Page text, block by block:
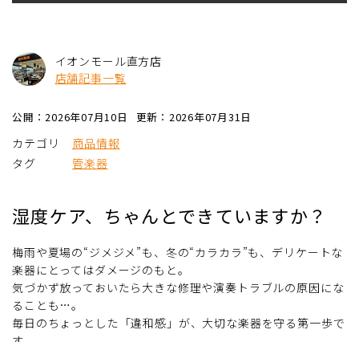
イオンモール直方店
店舗記事一覧
公開：2026年07月10日 更新：2026年07月31日
カテゴリ
商品情報
タグ
管楽器
湿度ケア、ちゃんとできていますか？
梅雨や夏場の“ジメジメ”も、冬の“カラカラ”も、デリケートな
楽器にとってはダメージのもと。
気づかず放っておいたら大きな修理や演奏トラブルの原因にな
ることも…。
毎日のちょっとした「違和感」が、大切な楽器を守る第一歩で